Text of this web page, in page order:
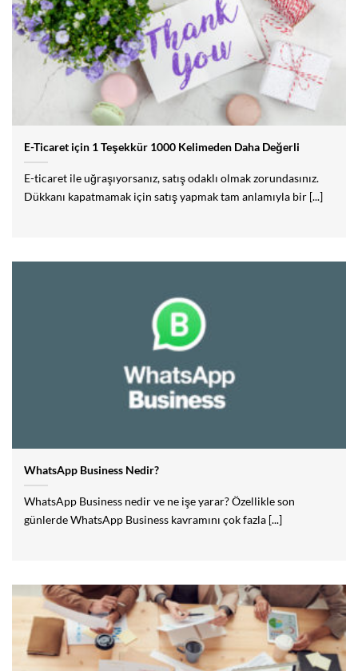
E-Ticaret için 1 Teşekkür 1000 Kelimeden Daha Değerli
E-ticaret ile uğraşıyorsanız, satış odaklı olmak zorundasınız.
Dükkanı kapatmamak için satış yapmak tam anlamıyla bir [...]
WhatsApp Business Nedir?
WhatsApp Business nedir ve ne işe yarar? Özellikle son
günlerde WhatsApp Business kavramını çok fazla [...]